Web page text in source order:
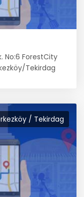
No:6 ForestCity
Tekirdag
/ Tekirdag